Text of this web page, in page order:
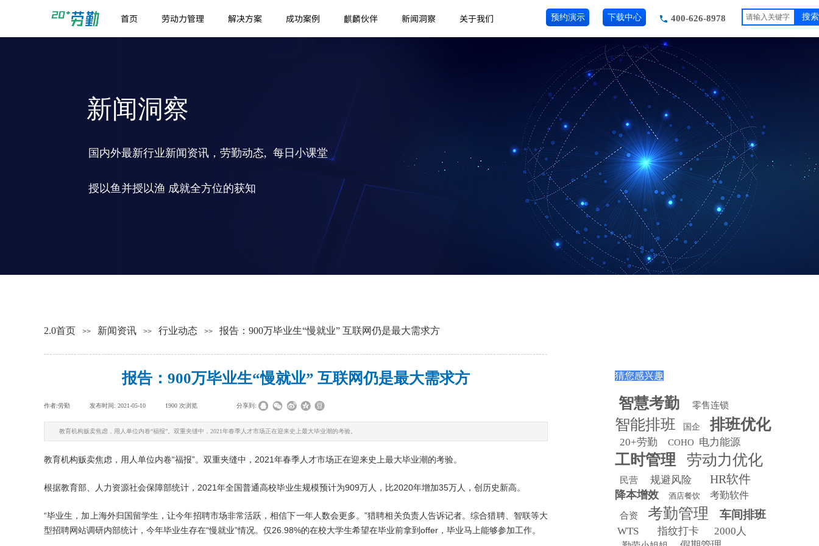
400-626-8978
预约演示 下载中心
首页 劳动力管理 解决方案 成功案例 麒麟伙伴 新闻洞察 关于我们 搜索
国内外最新行业新闻资讯，劳勤动态, 每日小课堂
授以鱼并授以渔 成就全方位的获知
新闻洞察
2.0首页 >> 新闻资讯 >> 行业动态 >> 报告：900万毕业生“慢就业” 互联网仍是最大需求方
报告：900万毕业生“慢就业” 互联网仍是最大需求方
作者:劳勤 发布时间: 2021-05-10 1900 次浏览 分享到:
教育机构贩卖焦虑，用人单位内卷“福报”。双重夹缝中，2021年春季人才市场正在迎来史上最大毕业潮的考验。
教育机构贩卖焦虑，用人单位内卷“福报”。双重夹缝中，2021年春季人才市场正在迎来史上最大毕业潮的考验。
根据教育部、人力资源社会保障部统计，2021年全国普通高校毕业生规模预计为909万人，比2020年增加35万人，创历史新高。
“毕业生，加上海外归国留学生，让今年招聘市场非常活跃，相信下一年人数会更多。”猎聘相关负责人告诉记者。综合猎聘、智联等大
型招聘网站调研内部统计，今年毕业生存在“慢就业”情况。仅26.98%的在校大学生希望在毕业前拿到offer，毕业马上能够参加工作。
猜您感兴趣
智慧考勤 零售连锁
智能排班 国企 排班优化
20+劳勤 COHO 电力能源
工时管理 劳动力优化
民营 规避风险 HR软件
降本增效 酒店餐饮 考勤软件
合资 考勤管理 车间排班
WTS 指纹打卡 2000人